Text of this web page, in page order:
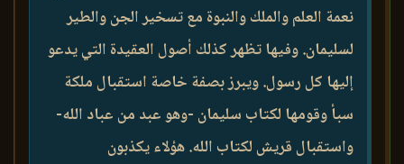
نعمة العلم والملك والنبوة مع تسخير الجن والطير
لسليمان. وفيها تظهر كذلك أصول العقيدة التي يدعو
إليها كل رسول. ويبرز بصفة خاصة استقبال ملكة
سبأ وقومها لكتاب سليمان -وهو عبد من عباد الله-
واستقبال قريش لكتاب الله. هؤلاء يكذبون